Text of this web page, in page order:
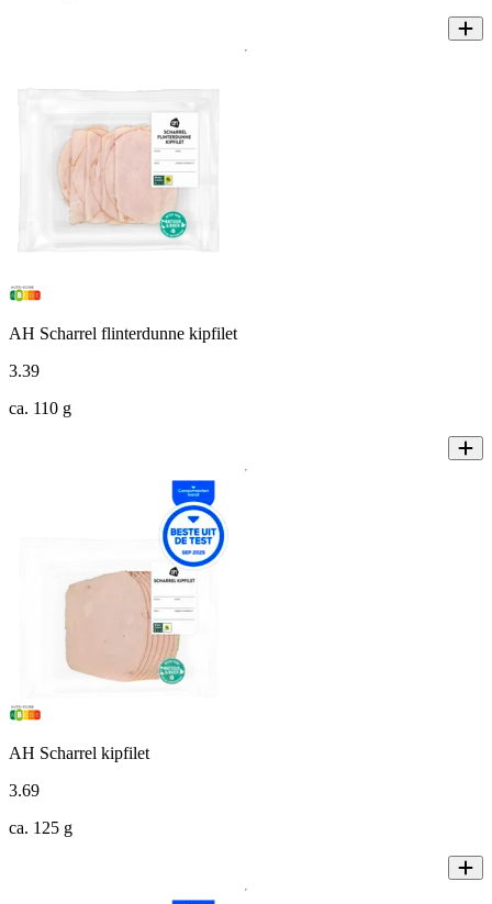
AH Scharrel flinterdunne kipfilet
3.39
ca. 110 g
AH Scharrel kipfilet
3.69
ca. 125 g